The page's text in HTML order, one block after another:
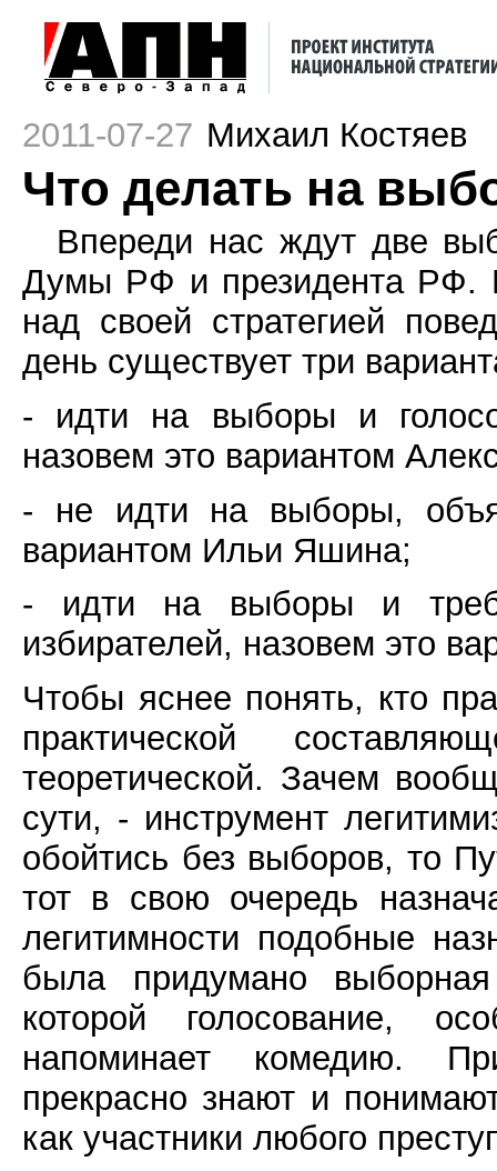
2011-07-27 Михаил Костяев
Что делать на
Впереди нас ждут две
Думы РФ и президента РФ.
над своей стратегией
день существует три
- идти на выборы и
назовем это вариантом
- не идти на выборы,
вариантом Ильи Яшина;
- идти на выборы и
избирателей, назовем это
Чтобы яснее понять, кто
практической
теоретической. Зачем
сути, - инструмент
обойтись без выборов, то
тот в свою очередь
легитимности подобные
была придумано
которой голосование,
напоминает комедию.
прекрасно знают и
как участники любого